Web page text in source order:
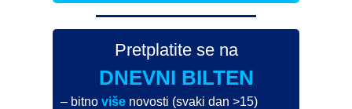
Pretplatite se na
DNEVNI BILTEN
– bitnoviše novosti (svaki dan >15)